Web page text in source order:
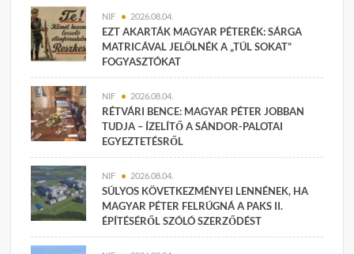
NIF 2026.08.04.
EZT AKARTÁK MAGYAR PÉTERÉK: SÁRGA
MATRICÁVAL JELÖLNÉK A „TÚL SOKAT”
FOGYASZTÓKAT
NIF 2026.08.04.
RÉTVÁRI BENCE: MAGYAR PÉTER JOBBAN
TUDJA – ÍZELÍTŐ A SÁNDOR-PALOTAI
EGYEZTETÉSRŐL
NIF 2026.08.04.
SÚLYOS KÖVETKEZMÉNYEI LENNÉNEK, HA
MAGYAR PÉTER FELRÚGNÁ A PAKS II.
ÉPÍTÉSÉRŐL SZÓLÓ SZERZŐDÉST